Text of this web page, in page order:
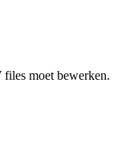
moet bewerken.